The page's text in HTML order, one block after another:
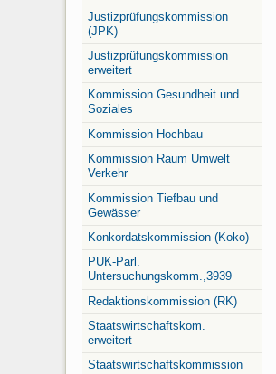
Justizprüfungskommission
(JPK)
Justizprüfungskommission
erweitert
Kommission Gesundheit und
Soziales
Kommission Hochbau
Kommission Raum Umwelt
Verkehr
Kommission Tiefbau und
Gewässer
Konkordatskommission (Koko)
PUK-Parl.
Untersuchungskomm.,3939
Redaktionskommission (RK)
Staatswirtschaftskom.
erweitert
Staatswirtschaftskommission